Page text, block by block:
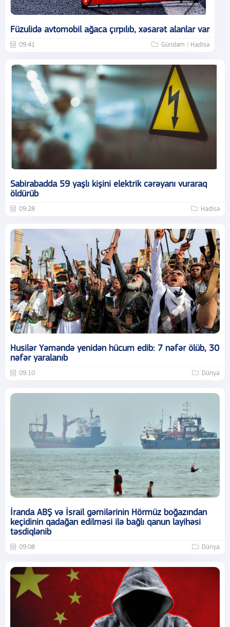
Füzulidə avtomobil ağaca çırpılıb, xəsarət alanlar var
09:41 Gündəm / Hadisə
Sabirabadda 59 yaşlı kişini elektrik cərəyanı vuraraq
öldürüb
09:28 Hadisə
Husilər Yəməndə yenidən hücum edib: 7 nəfər ölüb, 30
nəfər yaralanıb
09:10 Dünya
İranda ABŞ və İsrail gəmilərinin Hörmüz boğazından
keçidinin qadağan edilməsi ilə bağlı qanun layihəsi
təsdiqlənib
09:08 Dünya